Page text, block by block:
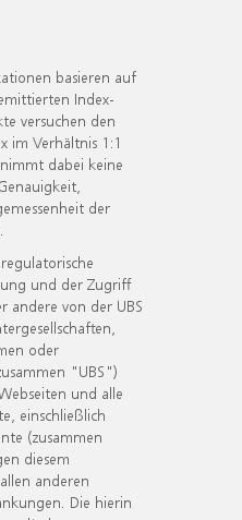
basieren auf
Index-
versuchen den
im Verhältnis 1:1
dabei keine
der
und der Zugriff
andere von der UBS
oder
"UBS")
und alle
einschließlich
(zusammen
diesem
anderen
Die hierin